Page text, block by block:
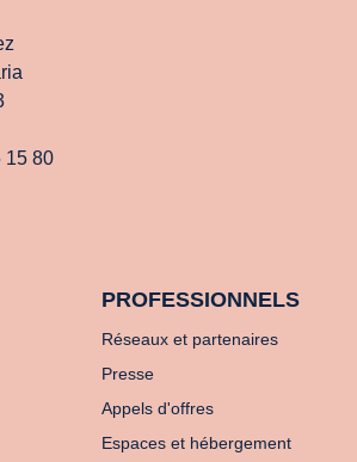
15 80
PROFESSIONNELS
Réseaux et partenaires
Presse
Appels d'offres
Espaces et hébergement